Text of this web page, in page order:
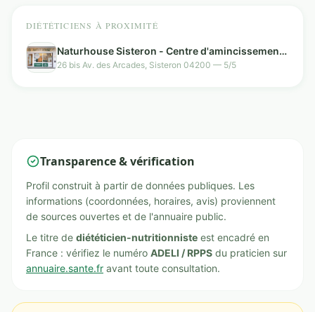
DIÉTÉTICIENS À PROXIMITÉ
Naturhouse Sisteron - Centre d'amincissement
et diététique
26 bis Av. des Arcades, Sisteron 04200 — 5/5
Transparence & vérification
Profil construit à partir de données publiques. Les
informations (coordonnées, horaires, avis) proviennent
de sources ouvertes et de l'annuaire public.
Le titre de diététicien-nutritionniste est encadré en
France : vérifiez le numéro ADELI / RPPS du praticien sur
annuaire.sante.fr avant toute consultation.